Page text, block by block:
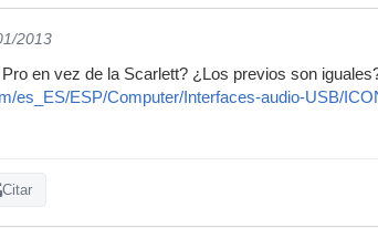
2013
en vez de la Scarlett? ¿Los previos son
es_ES/ESP/Computer/Interfaces-audio-USB/
Citar